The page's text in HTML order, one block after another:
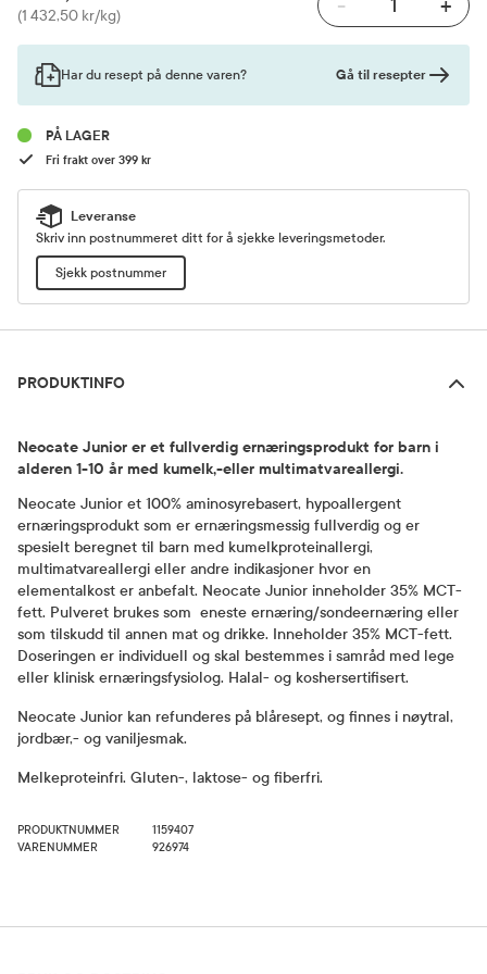
Pris
(1 432,50 kr/kg) - +
Har du resept på denne varen? Gå til resepter
PÅ LAGER
Fri frakt over 399 kr
Leveranse
Skriv inn postnummeret ditt for å sjekke leveringsmetoder.
Sjekk postnummer
PRODUKTINFO
Neocate Junior er et fullverdig ernæringsprodukt for barn i
alderen 1-10 år med kumelk,-eller multimatvareallergi.
Neocate Junior et 100% aminosyrebasert, hypoallergent
ernæringsprodukt som er ernæringsmessig fullverdig og er
spesielt beregnet til barn med kumelkproteinallergi,
multimatvareallergi eller andre indikasjoner hvor en
elementalkost er anbefalt. Neocate Junior inneholder 35% MCT-
fett. Pulveret brukes som eneste ernæring/sondeernæring eller
som tilskudd til annen mat og drikke. Inneholder 35% MCT-fett.
Doseringen er individuell og skal bestemmes i samråd med lege
eller klinisk ernæringsfysiolog. Halal- og koshersertifisert.
Neocate Junior kan refunderes på blåresept, og finnes i nøytral,
jordbær,- og vaniljesmak.
Melkeproteinfri. Gluten-, laktose- og fiberfri.
PRODUKTNUMMER
1159407
VARENUMMER
926974